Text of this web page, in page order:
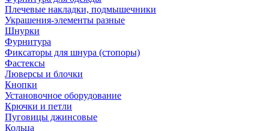
Плечевые накладки, подмышечники
Украшения-элементы разные
Шнурки
Фурнитура
Фиксаторы для шнура (стопоры)
Фастексы
Люверсы и блочки
Кнопки
Установочное оборудование
Крючки и петли
Пуговицы джинсовые
Кольца